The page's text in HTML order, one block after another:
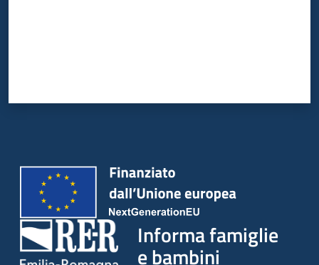
Informa famiglie
e bambini